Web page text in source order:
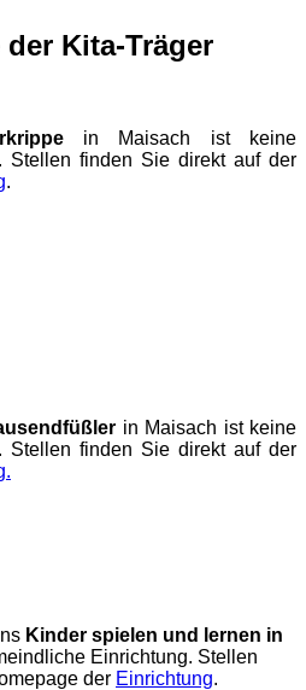
Kita-Träger
in Maisach ist keine
Stellen finden Sie direkt auf der
.
in Maisach ist keine
Stellen finden Sie direkt auf der
Kinder spielen und lernen in
Einrichtung. Stellen
der Einrichtung.